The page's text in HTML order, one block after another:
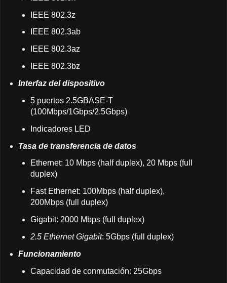
IEEE 802.3z
IEEE 802.3ab
IEEE 802.3az
IEEE 802.3bz
Interfaz del dispositivo
5 puertos 2.5GBASE-T
(100Mbps/1Gbps/2.5Gbps)
Indicadores LED
Tasa de transferencia de datos
Ethernet: 10 Mbps (half duplex), 20 Mbps (full
duplex)
Fast Ethernet: 100Mbps (half duplex),
200Mbps (full duplex)
Gigabit: 2000 Mbps (full duplex)
2.5 Ethernet Gigabit: 5Gbps (full duplex)
Funcionamiento
Capacidad de conmutación: 25Gbps